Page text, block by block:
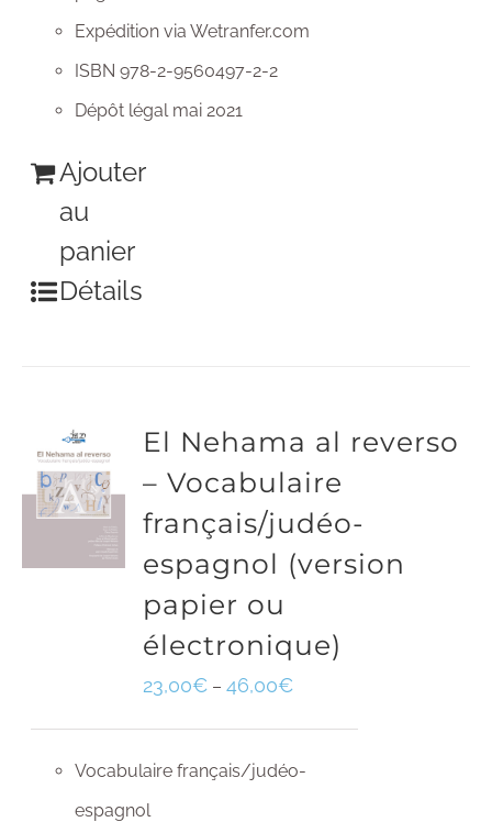
Expédition via Wetranfer.com
ISBN 978-2-9560497-2-2
Dépôt légal mai 2021
Ajouter
au
panier
Détails
El Nehama al reverso
– Vocabulaire
français/judéo-
espagnol (version
papier ou
électronique)
23,00€ –46,00€
Vocabulaire français/judéo-
espagnol